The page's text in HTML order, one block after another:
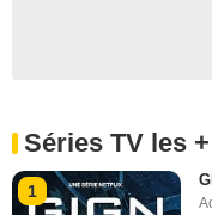
Séries TV les
1